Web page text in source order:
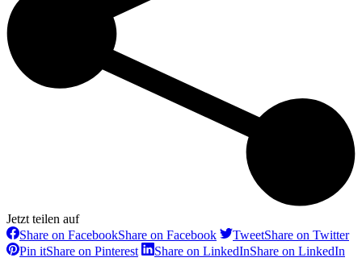
Jetzt teilen auf
Share on FacebookShare on Facebook TweetShare on Twitter
Pin itShare on Pinterest Share on LinkedInShare on LinkedIn